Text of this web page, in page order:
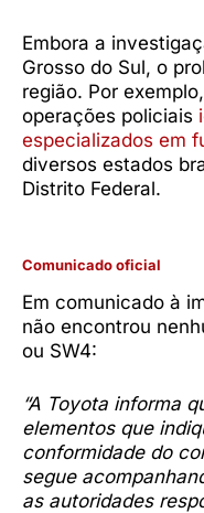
Embora a
Grosso do Sul, o
região. Por
operações policiais
especializados em
diversos estados
Distrito Federal.
Comunicado oficial
Em comunicado à
não encontrou
ou SW4:
“A Toyota informa
elementos que
conformidade do
segue
as autoridades